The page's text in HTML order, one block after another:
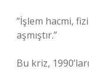
“İşlem hacmi,
aşmıştır.”
Bu kriz,